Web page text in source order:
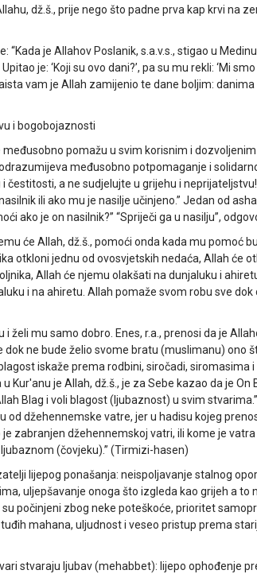
dž.š., prije nego što padne prva kap krvi na
“Kada je Allahov Poslanik, s.a.v.s., stigao u
je: ‘Koji su ovo dani?’, pa su mu rekli: ‘Mi
vam je Allah zamijenio te dane boljim:
i bogobojaznosti
pomažu u svim korisnim i
međusobno potpomaganje i
a ne sudjelujte u grijehu i
ili ako mu je nasilje učinjeno.” Jedan od
ako je on nasilnik?” “Spriječi ga u nasilju”,
će Allah, dž.š., pomoći onda kada mu pomoć
otkloni jednu od ovosvjetskih nedaća, Allah će
Allah će njemu olakšati na dunjaluku i
i na ahiretu. Allah pomaže svom robu sve dok
mu samo dobro. Enes, r.a., prenosi da je
dok ne bude želio svome bratu (muslimanu) ono
iskaže prema rodbini, siročadi, siromasima
Kur'anu je Allah, dž.š., je za Sebe kazao da je On
Blag i voli blagost (ljubaznost) u svim
od džehennemske vatre, jer u hadisu kojeg
je zabranjen džehennemskoj vatri, ili kome je
(čovjeku).” (Tirmizi-hasen)
lijepog ponašanja: neispoljavanje stalnog
uljepšavanje onoga što izgleda kao grijeh a to
počinjeni zbog neke poteškoće, prioritet
mahana, uljudnost i veseo pristup prema
stvaraju ljubav (mehabbet): lijepo ophođenje